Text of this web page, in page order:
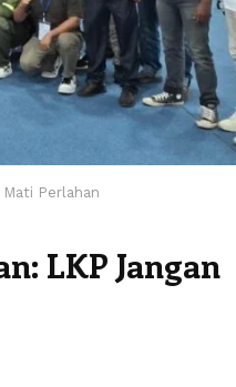
Mati Perlahan
LKP Jangan